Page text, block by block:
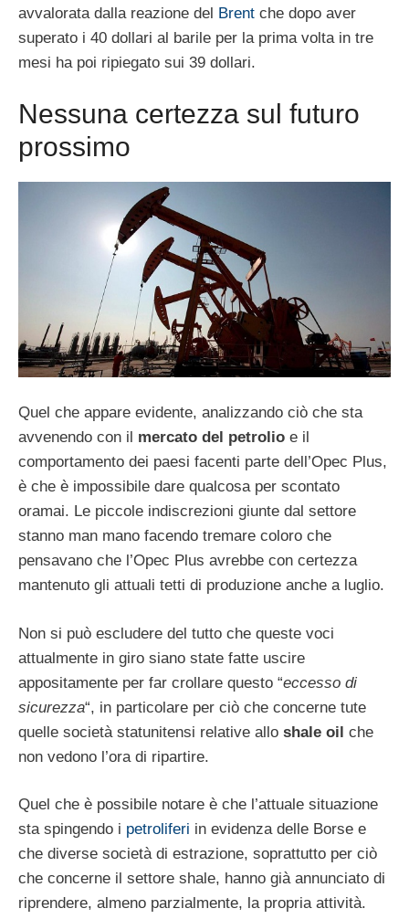
avvalorata dalla reazione del Brent che dopo aver
superato i 40 dollari al barile per la prima volta in tre
mesi ha poi ripiegato sui 39 dollari.
Nessuna certezza sul futuro
prossimo
Quel che appare evidente, analizzando ciò che sta
avvenendo con il mercato del petrolio e il
comportamento dei paesi facenti parte dell’Opec Plus,
è che è impossibile dare qualcosa per scontato
oramai. Le piccole indiscrezioni giunte dal settore
stanno man mano facendo tremare coloro che
pensavano che l’Opec Plus avrebbe con certezza
mantenuto gli attuali tetti di produzione anche a luglio.
Non si può escludere del tutto che queste voci
attualmente in giro siano state fatte uscire
appositamente per far crollare questo “eccesso di
sicurezza“, in particolare per ciò che concerne tute
quelle società statunitensi relative allo shale oil che
non vedono l’ora di ripartire.
Quel che è possibile notare è che l’attuale situazione
sta spingendo i petroliferi in evidenza delle Borse e
che diverse società di estrazione, soprattutto per ciò
che concerne il settore shale, hanno già annunciato di
riprendere, almeno parzialmente, la propria attività.